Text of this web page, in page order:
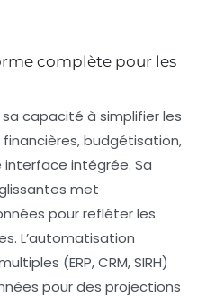
complète pour les
capacité à simplifier les
financières, budgétisation,
interface intégrée. Sa
met
pour refléter les
L’automatisation
(ERP, CRM, SIRH)
pour des projections